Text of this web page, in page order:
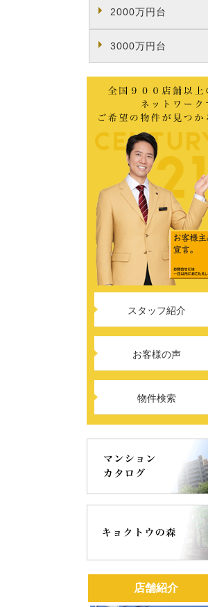
2000万円台
3000万円台
スタッフ紹介
お客様の声
物件検索
店舗紹介